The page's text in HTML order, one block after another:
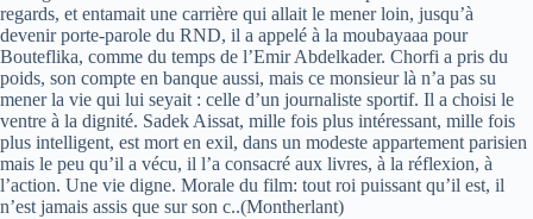
regards, et entamait une carrière qui allait le mener loin, jusqu’à
devenir porte-parole du RND, il a appelé à la moubayaaa pour
Bouteflika, comme du temps de l’Emir Abdelkader. Chorfi a pris du
poids, son compte en banque aussi, mais ce monsieur là n’a pas su
mener la vie qui lui seyait : celle d’un journaliste sportif. Il a choisi le
ventre à la dignité. Sadek Aissat, mille fois plus intéressant, mille fois
plus intelligent, est mort en exil, dans un modeste appartement parisien
mais le peu qu’il a vécu, il l’a consacré aux livres, à la réflexion, à
l’action. Une vie digne. Morale du film: tout roi puissant qu’il est, il
n’est jamais assis que sur son c..(Montherlant)